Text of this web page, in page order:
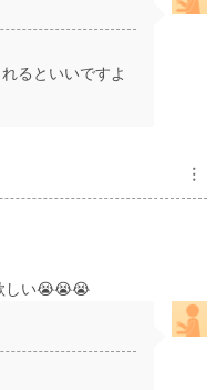
るといいですよ
︙
しい😭😭😭